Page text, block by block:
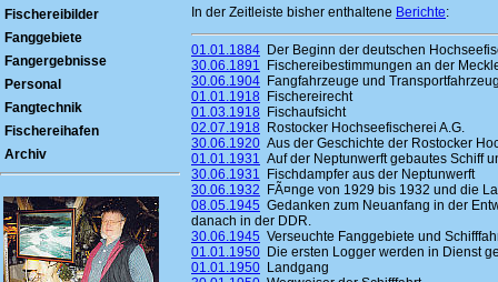
Fischereibilder
Fanggebiete
Fangergebnisse
Personal
Fangtechnik
Fischereihafen
Archiv
In der Zeitleiste bisher enthaltene Berichte:
01.01.1884 Der Beginn der deutschen
30.06.1891 Fischereibestimmungen an der
30.06.1904 Fangfahrzeuge und
01.01.1918 Fischereirecht
01.03.1918 Fischaufsicht
02.07.1918 Rostocker Hochseefischerei A.G.
30.06.1920 Aus der Geschichte der Rostocker
01.01.1931 Auf der Neptunwerft gebautes Schiff
30.06.1931 Fischdampfer aus der Neptunwerft
30.06.1932 FÃ¤nge von 1929 bis 1932 und die
08.05.1945 Gedanken zum Neuanfang in der
danach in der DDR.
30.06.1945 Verseuchte Fanggebiete und
01.01.1950 Die ersten Logger werden in Dienst
01.01.1950 Landgang